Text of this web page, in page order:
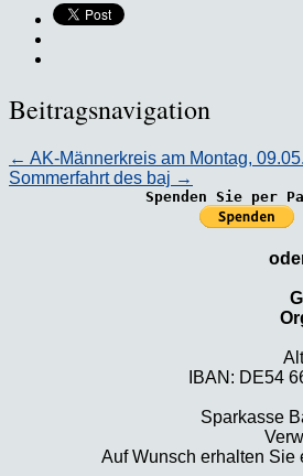
Beitragsnavigation
← AK-Männerkreis am Montag,
Sommerfahrt des baj →
Spenden Sie per
IBAN: DE54
Sparkasse
Auf Wunsch erhalten Sie